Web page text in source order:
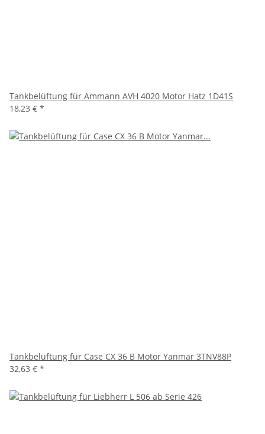
Tankbelüftung für Ammann AVH 4020 Motor Hatz 1D41S
18,23 € *
Tankbelüftung für Case CX 36 B Motor Yanmar 3TNV88P
32,63 € *